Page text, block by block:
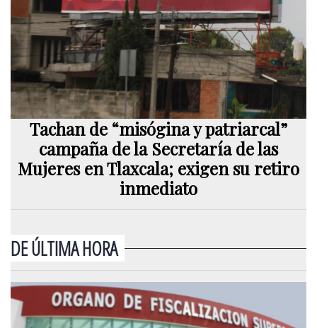
Tachan de “misógina y patriarcal”
campaña de la Secretaría de las
Mujeres en Tlaxcala; exigen su retiro
inmediato
DE ÚLTIMA HORA